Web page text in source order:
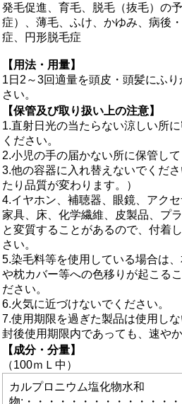
発毛促進、育毛、脱毛（抜毛）の
症）、薄毛、ふけ、かゆみ、病後
症、円形脱毛症
【用法・用量】
1日2～3回適量を頭皮・頭髪にふ
さい。
【保管及び取り扱い上の注意】
1.直射日光の当たらない涼しい所
ください。
2.小児の手の届かない所に保管して
3.他の容器に入れ替えないでくだ
たり品質が変わります。）
4.イヤホン、補聴器、眼鏡、アクセ
家具、床、化学繊維、皮製品、プ
と変質することがあるので、付着
さい。
5.染毛料等を使用している場合は
や枕カバー等への色移りが起こる
ださい。
6.火気に近づけないでください。
7.使用期限を過ぎた製品は使用し
封後使用期限内であっても、速や
【成分・分量】
（100ｍＬ中）
カルプロニウム塩化物水和
物:・・・・・・・・・・・・・